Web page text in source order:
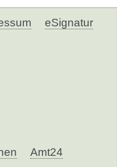
eSignatur
Amt24